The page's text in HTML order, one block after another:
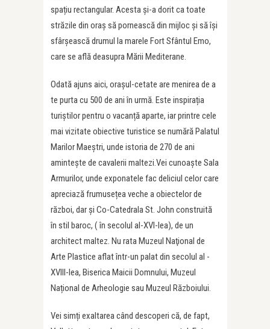
spațiu rectangular. Acesta și-a dorit ca toate
străzile din oraș să pornească din mijloc și să își
sfârșească drumul la marele Fort Sfântul Emo,
care se află deasupra Mării Mediterane.
Odată ajuns aici, orașul-cetate are menirea de a
te purta cu 500 de ani în urmă. Este inspirația
turiștilor pentru o vacanță aparte, iar printre cele
mai vizitate obiective turistice se numără Palatul
Marilor Maeștri, unde istoria de 270 de ani
amintește de cavalerii maltezi.Vei cunoaște Sala
Armurilor, unde exponatele fac deliciul celor care
apreciază frumusețea veche a obiectelor de
război, dar și Co-Catedrala St. John construită
în stil baroc, ( în secolul al-XVI-lea), de un
architect maltez. Nu rata Muzeul Naţional de
Arte Plastice aflat într-un palat din secolul al -
XVIII-lea, Biserica Maicii Domnului, Muzeul
Național de Arheologie sau Muzeul Războiului.
Vei simți exaltarea când descoperi că, de fapt,